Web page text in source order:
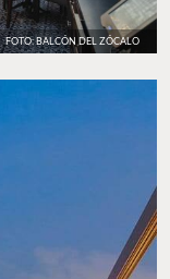
FOTO: BALCÓN DEL ZÓCALO